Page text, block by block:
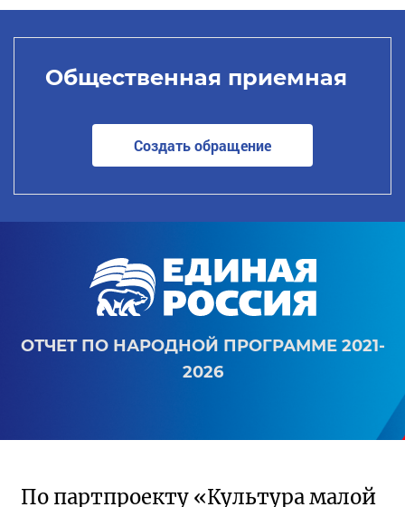
Общественная приемная
Создать обращение
ОТЧЕТ ПО НАРОДНОЙ ПРОГРАММЕ 2021-
2026
По партпроекту «Культура малой